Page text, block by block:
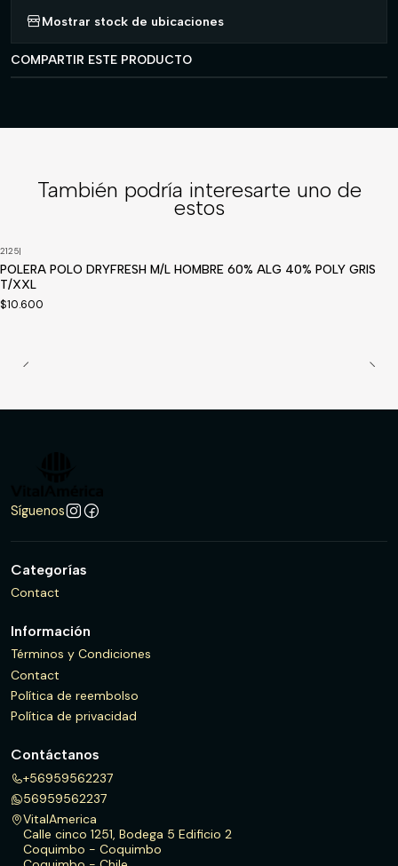
Mostrar stock de ubicaciones
COMPARTIR ESTE PRODUCTO
También podría interesarte uno de
estos
2125|
POLERA POLO DRYFRESH M/L HOMBRE 60% ALG 40% POLY GRIS
T/XXL
$10.600
Síguenos
Categorías
Contact
Información
Términos y Condiciones
Contact
Política de reembolso
Política de privacidad
Contáctanos
+56959562237
56959562237
VitalAmerica
Calle cinco 1251, Bodega 5 Edificio 2
Coquimbo - Coquimbo